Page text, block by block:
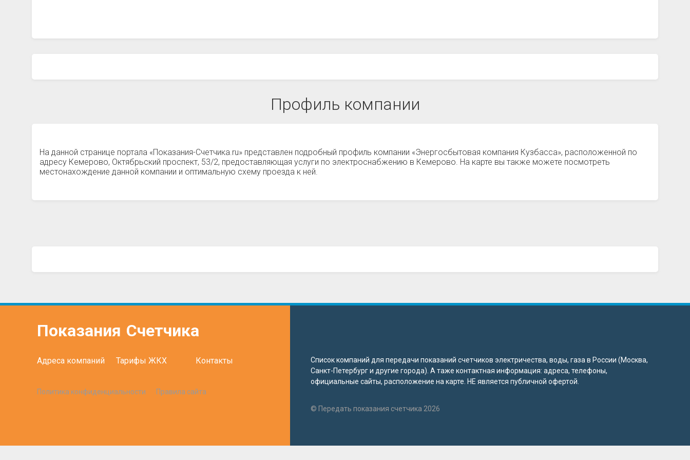
Профиль компании
На данной странице портала «Показания-Счетчика.ru» представлен подробный профиль компании «Энергосбытовая компания Кузбасса», расположенной по
адресу Кемерово, Октябрьский проспект, 53/2, предоставляющая услуги по электроснабжению в Кемерово. На карте вы также можете посмотреть
местонахождение данной компании и оптимальную схему проезда к ней.
Показания Счетчика
Адреса компаний Тарифы ЖКХ Контакты
Политика конфиденциальности Правила сайта
Список компаний для передачи показаний счетчиков электричества, воды, газа в России (Москва,
Санкт-Петербург и другие города). А таже контактная информация: адреса, телефоны,
официальные сайты, расположение на карте. НЕ является публичной офертой.
© Передать показания счетчика 2026